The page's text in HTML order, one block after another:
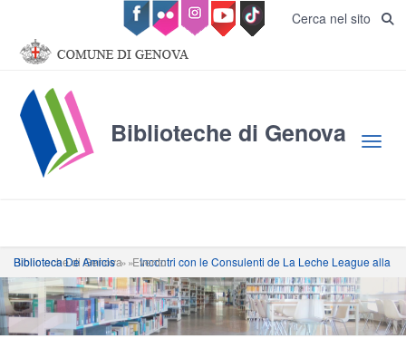
Salta al contenuto principale Cerca nel sito
Biblioteche di Genova
Biblioteche di Genova»
Incontri con le Consulenti de La Leche League alla Biblioteca De Amicis»Evento